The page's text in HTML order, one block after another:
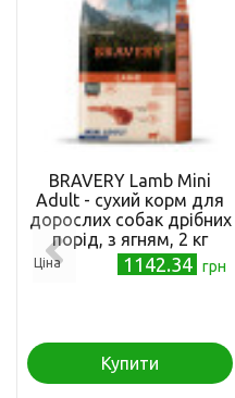
BRAVERY Lamb Mini
Adult - сухий корм для
дорослих собак дрібних
порід, з ягням, 2 кг
Ціна 1142.34 грн
Купити